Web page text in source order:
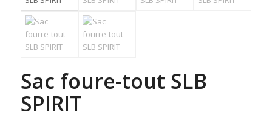
Sac foure-tout SLB
SPIRIT